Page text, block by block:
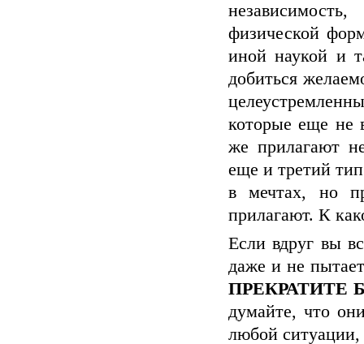
физической
иной наукой и
добиться
которые еще не
же прилагают
еще и третий
в мечтах, но
прилагают. К
Если вдруг вы
даже и не
ПРЕКРАТИТЕ
думайте, что
любой